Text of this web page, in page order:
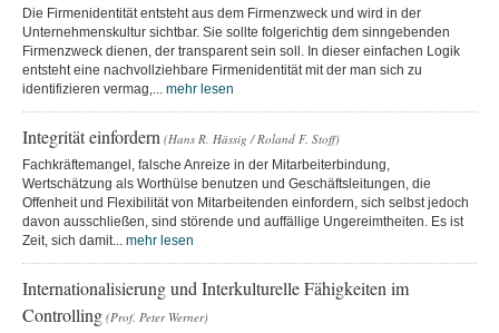
Die Firmenidentität entsteht aus dem Firmenzweck und wird in der
Unternehmenskultur sichtbar. Sie sollte folgerichtig dem sinngebenden
Firmenzweck dienen, der transparent sein soll. In dieser einfachen Logik
entsteht eine nachvollziehbare Firmenidentität mit der man sich zu
identifizieren vermag,... mehr lesen
Integrität einfordern (Hans R. Hässig / Roland F. Stoff)
Fachkräftemangel, falsche Anreize in der Mitarbeiterbindung,
Wertschätzung als Worthülse benutzen und Geschäftsleitungen, die
Offenheit und Flexibilität von Mitarbeitenden einfordern, sich selbst jedoch
davon ausschließen, sind störende und auffällige Ungereimtheiten. Es ist
Zeit, sich damit... mehr lesen
Internationalisierung und Interkulturelle Fähigkeiten im
Controlling (Prof. Peter Werner)